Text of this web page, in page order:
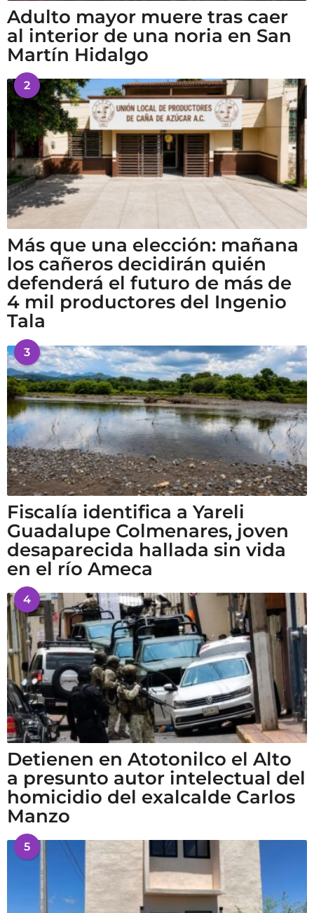
Adulto mayor muere tras caer
al interior de una noria en San
Martín Hidalgo
2
Más que una elección: mañana
los cañeros decidirán quién
defenderá el futuro de más de
4 mil productores del Ingenio
Tala
3
Fiscalía identifica a Yareli
Guadalupe Colmenares, joven
desaparecida hallada sin vida
en el río Ameca
4
Detienen en Atotonilco el Alto
a presunto autor intelectual del
homicidio del exalcalde Carlos
Manzo
5